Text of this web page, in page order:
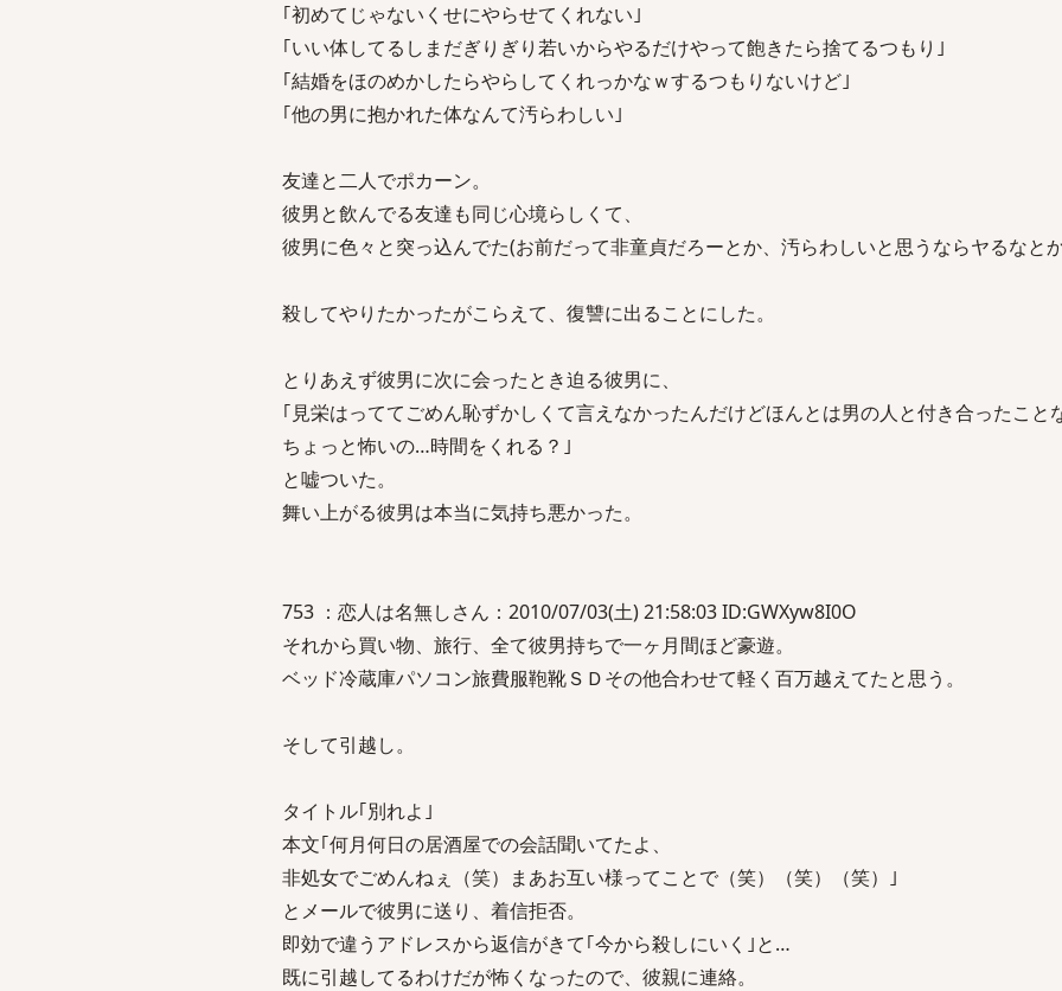
｢初めてじゃないくせにやらせてくれない｣
｢いい体してるしまだぎりぎり若いからやるだけやって飽きたら捨てるつもり｣
｢結婚をほのめかしたらやらしてくれっかなｗするつもりないけど｣
｢他の男に抱かれた体なんて汚らわしい｣
友達と二人でポカーン。
彼男と飲んでる友達も同じ心境らしくて、
彼男に色々と突っ込んでた(お前だって非童貞だろーとか、汚らわしいと思うならヤるなと
殺してやりたかったがこらえて、復讐に出ることにした。
とりあえず彼男に次に会ったとき迫る彼男に、
｢見栄はっててごめん恥ずかしくて言えなかったんだけどほんとは男の人と付き合ったこと
ちょっと怖いの…時間をくれる？｣
と嘘ついた。
舞い上がる彼男は本当に気持ち悪かった。
753 ：恋人は名無しさん：2010/07/03(土) 21:58:03 ID:GWXyw8I0O
それから買い物、旅行、全て彼男持ちで一ヶ月間ほど豪遊。
ベッド冷蔵庫パソコン旅費服鞄靴ＳＤその他合わせて軽く百万越えてたと思う。
そして引越し。
タイトル｢別れよ｣
本文｢何月何日の居酒屋での会話聞いてたよ、
非処女でごめんねぇ（笑）まあお互い様ってことで（笑）（笑）（笑）｣
とメールで彼男に送り、着信拒否。
即効で違うアドレスから返信がきて｢今から殺しにいく｣と…
既に引越してるわけだが怖くなったので、彼親に連絡。